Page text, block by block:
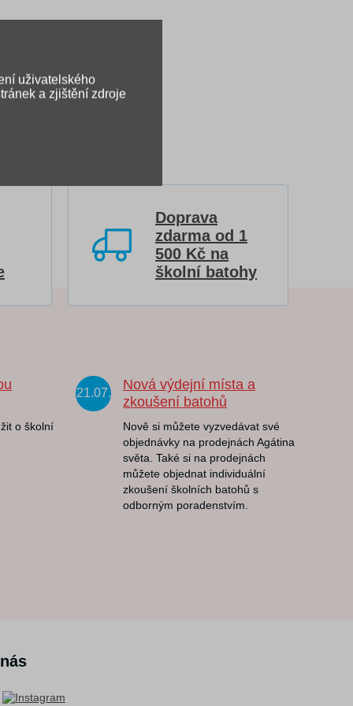
Doprava
zdarma od 1
500 Kč na
školní batohy
o školní
21.07.
Nová výdejní místa a
zkoušení batohů
Nově si můžete vyzvedávat své
objednávky na prodejnách Agátina
světa. Také si na prodejnách
můžete objednat individuální
zkoušení školních batohů s
odborným poradenstvím.
uživatelského
a zjištění zdroje